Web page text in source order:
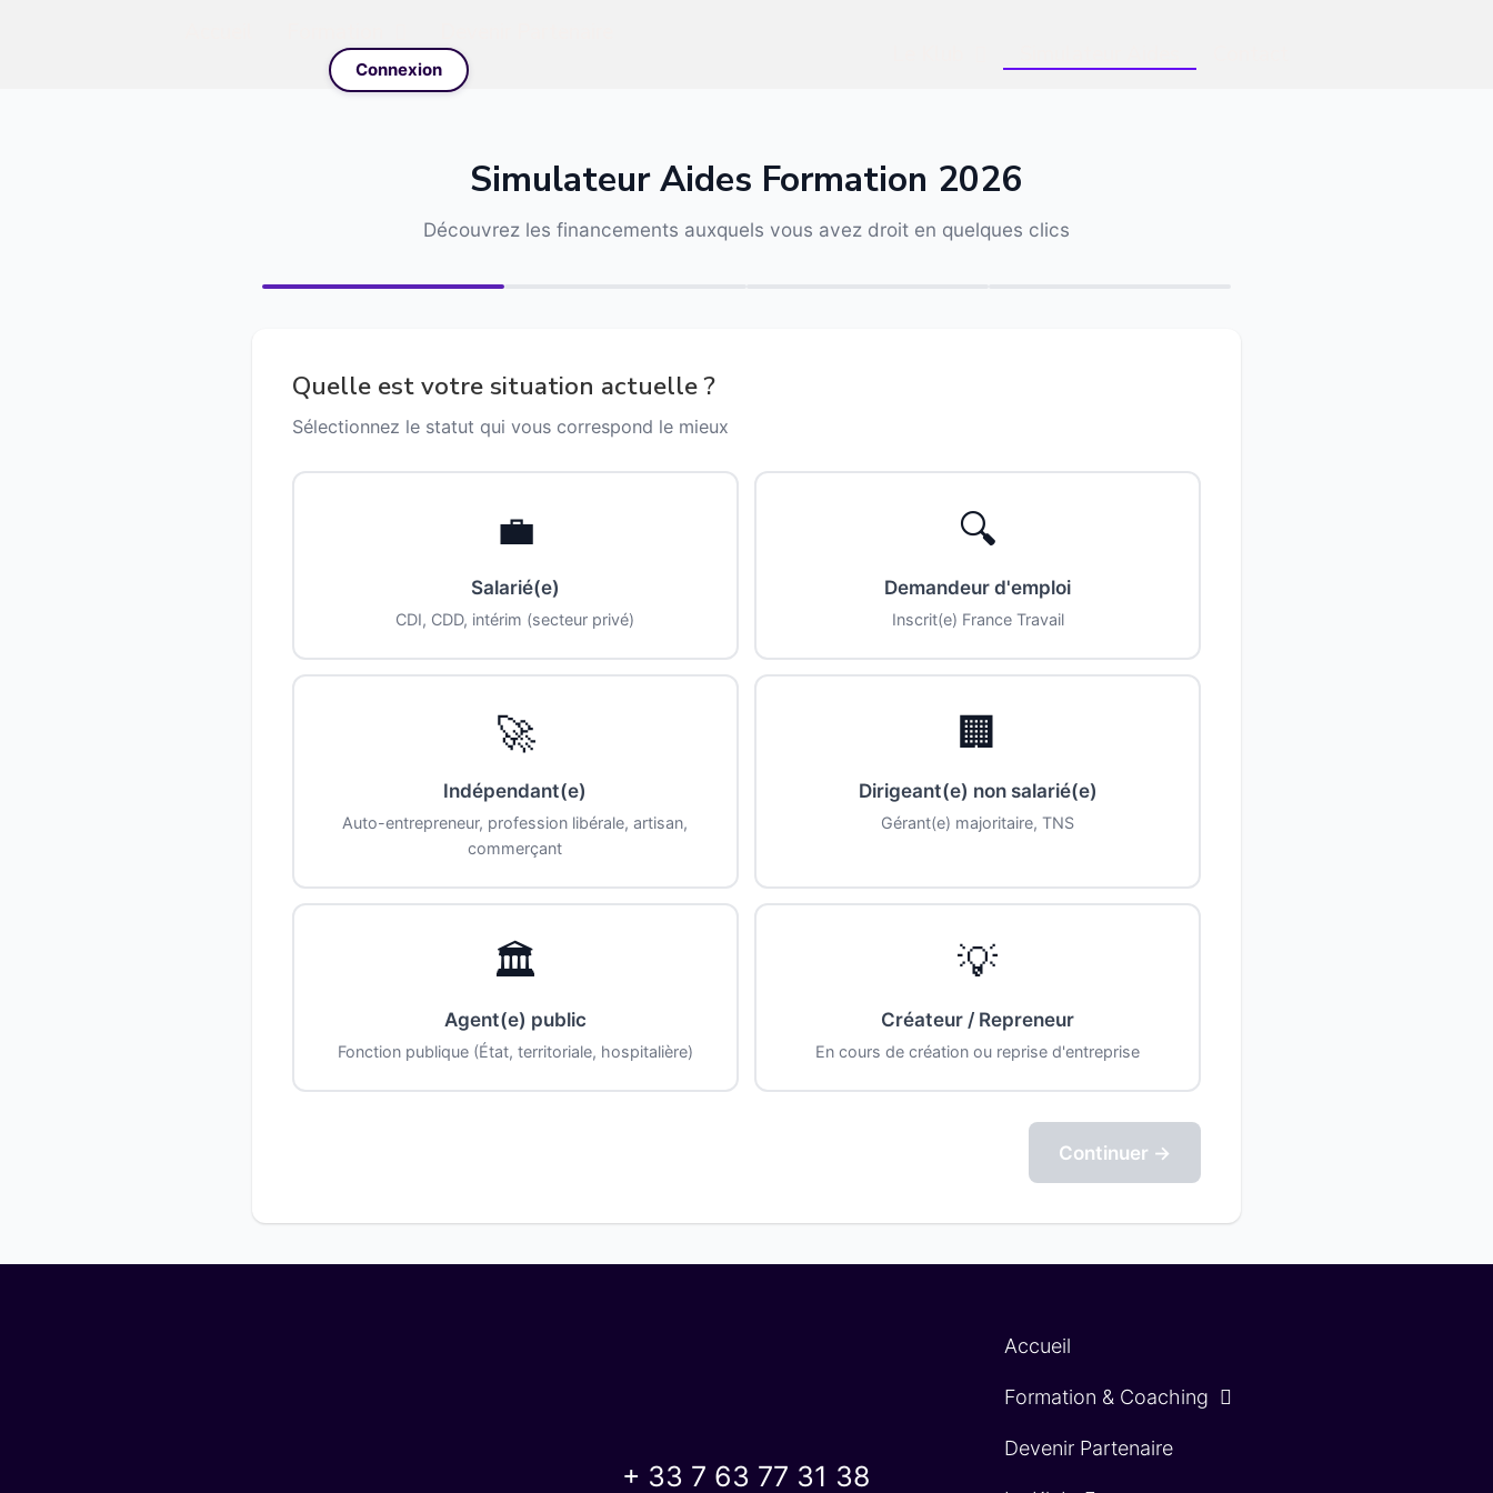
Connexion
Simulateur Aides Formation 2026
Découvrez les financements auxquels vous avez droit en quelques clics
Quelle est votre situation actuelle ?
Sélectionnez le statut qui vous correspond le mieux
💼
Salarié(e)
CDI, CDD, intérim (secteur privé)
🔍
Demandeur d'emploi
Inscrit(e) France Travail
🚀
Indépendant(e)
Auto-entrepreneur, profession libérale, artisan,
commerçant
🏢
Dirigeant(e) non salarié(e)
Gérant(e) majoritaire, TNS
🏛️
Agent(e) public
Fonction publique (État, territoriale, hospitalière)
💡
Créateur / Repreneur
En cours de création ou reprise d'entreprise
Continuer →
+ 33 7 63 77 31 38
Accueil
Formation & Coaching
Devenir Partenaire